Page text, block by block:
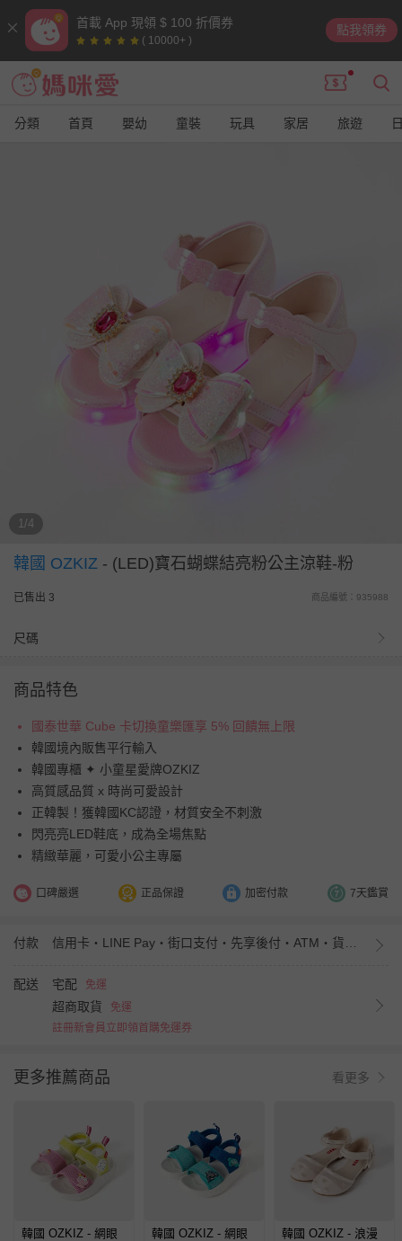
首載 App 現領 $ 100 折價券
( 10000+ )
點我領券
分類 首頁 嬰幼 童裝 玩具 家居 旅遊
1/4
韓國 OZKIZ - (LED)寶石蝴蝶結亮粉公主涼鞋-粉
已售出 3 商品編號：935988
尺碼
商品特色
國泰世華 Cube 卡切換童樂匯享 5% 回饋無上限
韓國境內販售平行輸入
韓國專櫃 ✦ 小童星愛牌OZKIZ
高質感品質 x 時尚可愛設計
正韓製！獲韓國KC認證，材質安全不刺激
閃亮亮LED鞋底，成為全場焦點
精緻華麗，可愛小公主專屬
口碑嚴選 正品保證 加密付款 7天鑑賞
付款
配送 宅配 免運
超商取貨
免運
註冊新會員立即領首購免運券
更多推薦商品 看更多
韓國 OZKIZ - 網眼
韓國 OZKIZ - 網眼
韓國 OZKIZ - 浪漫